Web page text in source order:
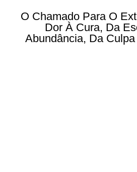
O Chamado Para O
Dor À Cura, Da
Abundância, Da